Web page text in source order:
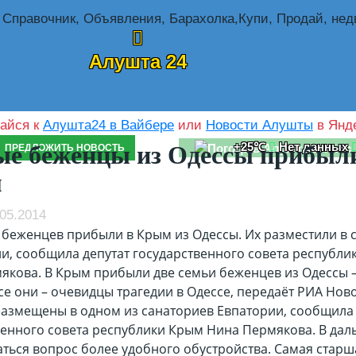
Алушта 24
ПРЕДЛОЖИТЬ НОВОСТЬ +25℃ Нет данных
к Алушта24 в Вайбереили Новости Алушты в
беженцы из Одессы
прибыли в Крым из Одессы. Их разместили в
сообщила депутат государственного совета
В Крым прибыли две семьи беженцев из Одессы
они – очевидцы трагедии в Одессе, передаёт РИА
в одном из санаториев Евпатории, сообщила
совета республики Крым Нина Пермякова. В
вопрос более удобного обустройства. Самая